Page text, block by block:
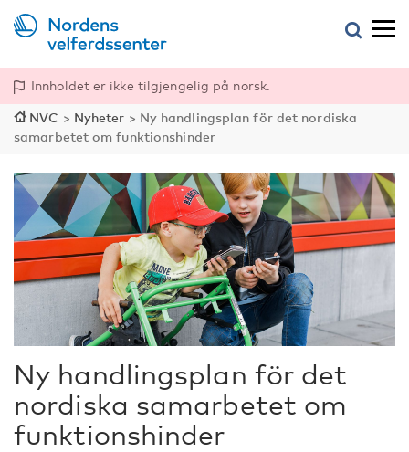
Innholdet er ikke tilgjengelig på norsk.
NVC > Nyheter > Ny handlingsplan för det nordiska
samarbetet om funktionshinder
Ny handlingsplan för det
nordiska samarbetet om
funktionshinder